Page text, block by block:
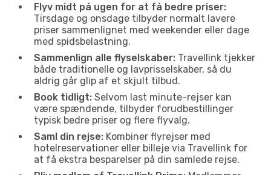
Flyv midt på ugen for at få bedre priser:
Tirsdage og onsdage tilbyder normalt lavere
priser sammenlignet med weekender eller dage
med spidsbelastning.
Sammenlign alle flyselskaber: Travellink tjekker
både traditionelle og lavprisselskaber, så du
aldrig går glip af et skjult tilbud.
Book tidligt: Selvom last minute-rejser kan
være spændende, tilbyder forudbestillinger
typisk bedre priser og flere flyvalg.
Saml din rejse: Kombiner flyrejser med
hotelreservationer eller billeje via Travellink for
at få ekstra besparelser på din samlede rejse.